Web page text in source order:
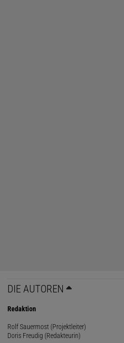
DIE AUTOREN
Redaktion
Rolf Sauermost (Projektleiter)
Doris Freudig (Redakteurin)